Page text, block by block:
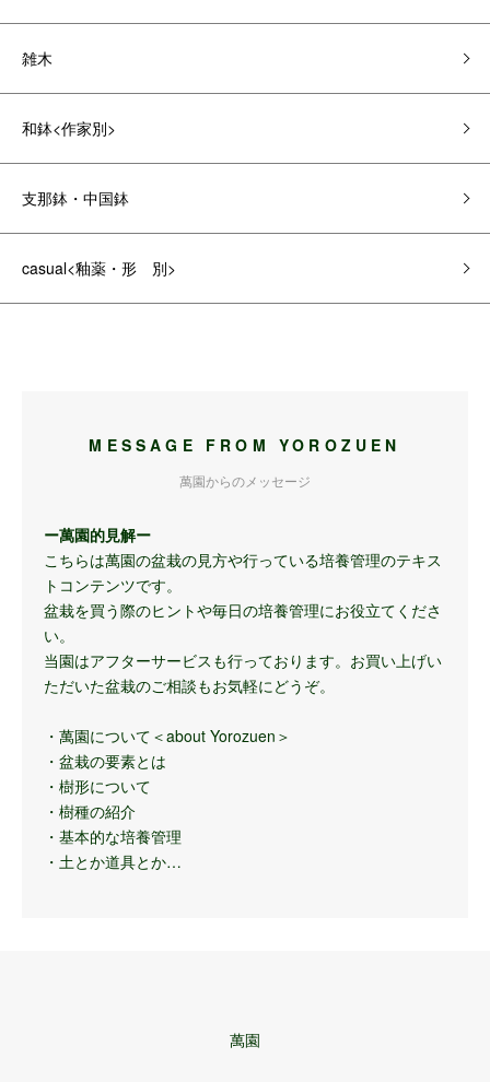
雑木
和鉢<作家別>
支那鉢・中国鉢
casual<釉薬・形 別>
MESSAGE FROM YOROZUEN
萬園からのメッセージ
ー萬園的見解ー
こちらは萬園の盆栽の見方や行っている培養管理のテキス
トコンテンツです。
盆栽を買う際のヒントや毎日の培養管理にお役立てくださ
い。
当園はアフターサービスも行っております。お買い上げい
ただいた盆栽のご相談もお気軽にどうぞ。
・萬園について＜about Yorozuen＞
・盆栽の要素とは
・樹形について
・樹種の紹介
・基本的な培養管理
・土とか道具とか…
萬園